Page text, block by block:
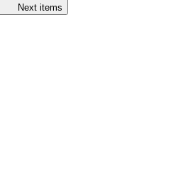
Next items